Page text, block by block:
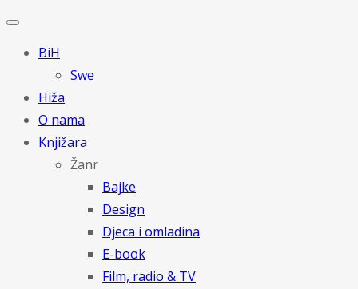
BiH
Swe
Hiža
O nama
Knjižara
Žanr
Bajke
Design
Djeca i omladina
E-book
Film, radio & TV